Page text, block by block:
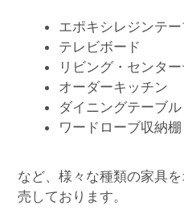
エポキシレジンテ
テレビボード
リビング・センタ
オーダーキッチン
ダイニングテーブル
ワードローブ収納棚
など、様々な種類の家具
売しております。